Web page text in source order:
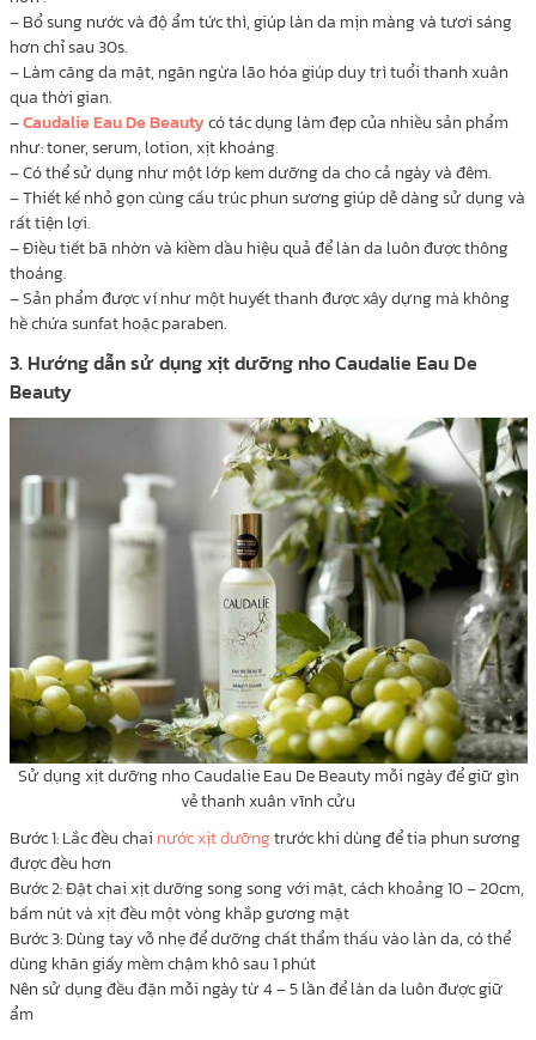
– Bổ sung nước và độ ẩm tức thì, giúp làn da mịn màng và tươi sáng
hơn chỉ sau 30s.
– Làm căng da mặt, ngăn ngừa lão hóa giúp duy trì tuổi thanh xuân
qua thời gian.
–Caudalie Eau De Beautycó tác dụng làm đẹp của nhiều sản phẩm
như: toner, serum, lotion, xịt khoáng.
– Có thể sử dụng như một lớp kem dưỡng da cho cả ngày và đêm.
– Thiết kế nhỏ gọn cùng cấu trúc phun sương giúp dễ dàng sử dụng và
rất tiện lợi.
– Điều tiết bã nhờn và kiềm dầu hiệu quả để làn da luôn được thông
thoáng.
– Sản phẩm được ví như một huyết thanh được xây dựng mà không
hề chứa sunfat hoặc paraben.
3. Hướng dẫn sử dụng xịt dưỡng nho Caudalie Eau De
Beauty
Sử dụng xịt dưỡng nho Caudalie Eau De Beauty mỗi ngày để giữ gìn
vẻ thanh xuân vĩnh cửu
Bước 1: Lắc đều chai nước xịt dưỡngtrước khi dùng để tia phun sương
được đều hơn
Bước 2: Đặt chai xịt dưỡng song song với mặt, cách khoảng 10 – 20cm,
bấm nút và xịt đều một vòng khắp gương mặt
Bước 3: Dùng tay vỗ nhẹ để dưỡng chất thẩm thấu vào làn da, có thể
dùng khăn giấy mềm chậm khô sau 1 phút
Nên sử dụng đều đặn mỗi ngày từ 4 – 5 lần để làn da luôn được giữ
ẩm